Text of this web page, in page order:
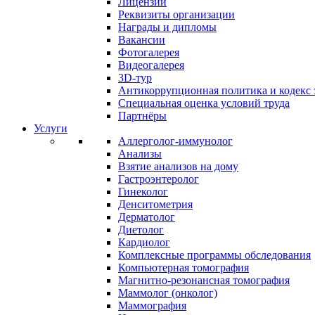
Реквизиты организации
Награды и дипломы
Вакансии
Фотогалерея
Видеогалерея
3D-тур
Антикоррупционная политика и кодекс
Специальная оценка условий труда
Партнёры
Услуги
Аллерголог-иммунолог
Анализы
Взятие анализов на дому
Гастроэнтеролог
Гинеколог
Денситометрия
Дерматолог
Диетолог
Кардиолог
Комплексные программы обследования
Компьютерная томография
Магнитно-резонансная томография
Маммолог (онколог)
Маммография